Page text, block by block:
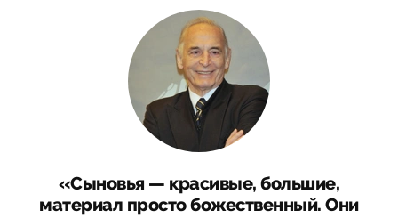
«Сыновья — красивые, большие,
материал просто божественный. Они